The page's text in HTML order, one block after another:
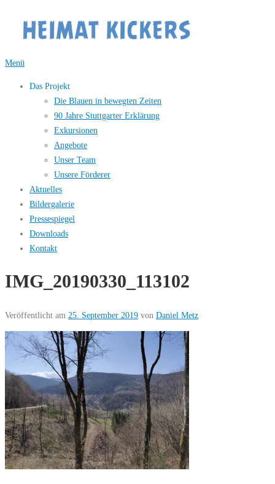
Inhalt
springen
Menü
Das Projekt
Die Blauen in bewegten Zeiten
90 Jahre Stuttgarter Erklärung
Exkursionen
Angebote
Unser Team
Unsere Förderer
Aktuelles
Bildergalerie
Pressespiegel
Downloads
Kontakt
IMG_20190330_113102
Veröffentlicht am 25. September 2019 von Daniel Metz